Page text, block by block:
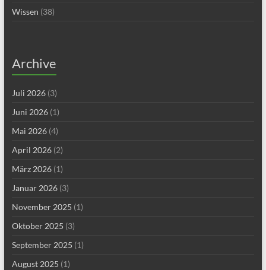
Wissen (38)
Archive
Juli 2026(3)
Juni 2026(1)
Mai 2026(4)
April 2026(2)
März 2026(1)
Januar 2026(3)
November 2025 (1)
Oktober 2025 (3)
September 2025 (1)
August 2025 (1)